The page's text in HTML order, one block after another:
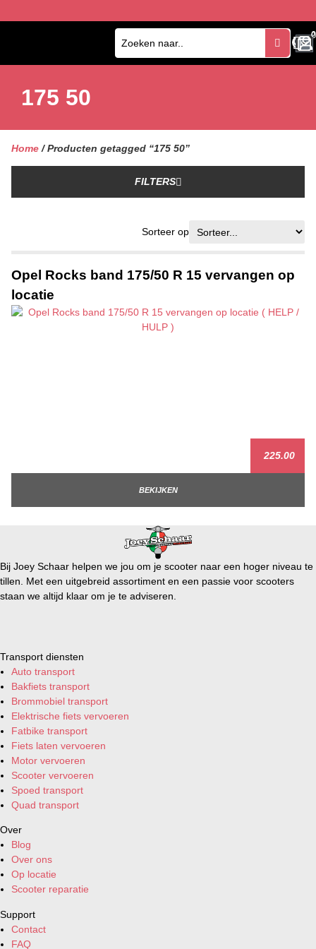
0
0
175 50
Home / Producten getagged “175 50”
FILTERS
Sorteer op
Opel Rocks band 175/50 R 15 vervangen op
locatie
225.00
BEKIJKEN
Bij Joey Schaar helpen we jou om je scooter naar een hoger niveau te
tillen. Met een uitgebreid assortiment en een passie voor scooters
staan we altijd klaar om je te adviseren.
Transport diensten
Auto transport
Bakfiets transport
Brommobiel transport
Elektrische fiets vervoeren
Fatbike transport
Fiets laten vervoeren
Motor vervoeren
Scooter vervoeren
Spoed transport
Quad transport
Over
Blog
Over ons
Op locatie
Scooter reparatie
Support
Contact
FAQ